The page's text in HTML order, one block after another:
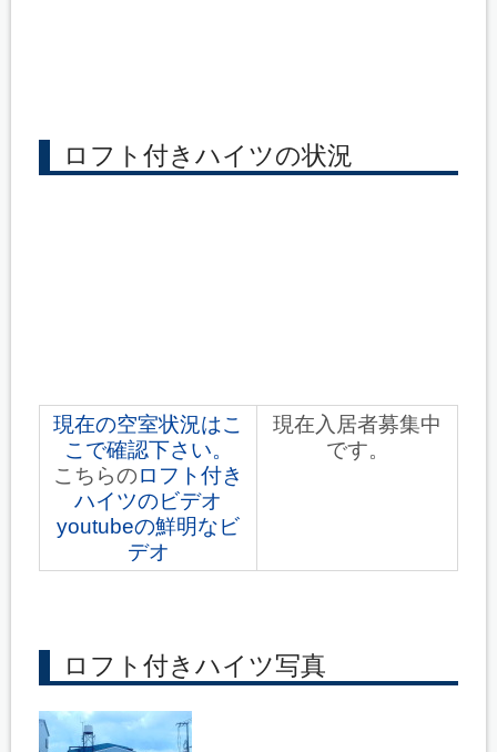
ロフト付きハイツの状況
現在の空室状況はこ
こで確認下さい。
こちらのロフト付き
ハイツのビデオ
youtubeの鮮明なビ
デオ
現在入居者募集中
です。
ロフト付きハイツ写真